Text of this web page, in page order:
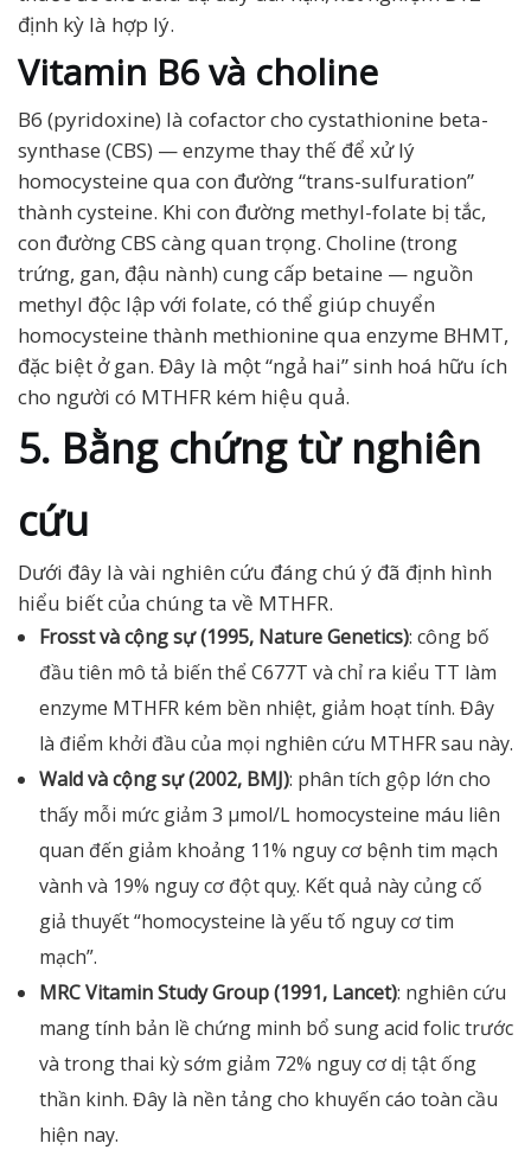
định kỳ là hợp lý.
Vitamin B6 và choline
B6 (pyridoxine) là cofactor cho cystathionine beta-
synthase (CBS) — enzyme thay thế để xử lý
homocysteine qua con đường “trans-sulfuration”
thành cysteine. Khi con đường methyl-folate bị tắc,
con đường CBS càng quan trọng. Choline (trong
trứng, gan, đậu nành) cung cấp betaine — nguồn
methyl độc lập với folate, có thể giúp chuyển
homocysteine thành methionine qua enzyme BHMT,
đặc biệt ở gan. Đây là một “ngả hai” sinh hoá hữu ích
cho người có MTHFR kém hiệu quả.
5. Bằng chứng từ nghiên
cứu
Dưới đây là vài nghiên cứu đáng chú ý đã định hình
hiểu biết của chúng ta về MTHFR.
Frosst và cộng sự (1995, Nature Genetics): công bố
đầu tiên mô tả biến thể C677T và chỉ ra kiểu TT làm
enzyme MTHFR kém bền nhiệt, giảm hoạt tính. Đây
là điểm khởi đầu của mọi nghiên cứu MTHFR sau này.
Wald và cộng sự (2002, BMJ): phân tích gộp lớn cho
thấy mỗi mức giảm 3 µmol/L homocysteine máu liên
quan đến giảm khoảng 11% nguy cơ bệnh tim mạch
vành và 19% nguy cơ đột quỵ. Kết quả này củng cố
giả thuyết “homocysteine là yếu tố nguy cơ tim
mạch”.
MRC Vitamin Study Group (1991, Lancet): nghiên cứu
mang tính bản lề chứng minh bổ sung acid folic trước
và trong thai kỳ sớm giảm 72% nguy cơ dị tật ống
thần kinh. Đây là nền tảng cho khuyến cáo toàn cầu
hiện nay.